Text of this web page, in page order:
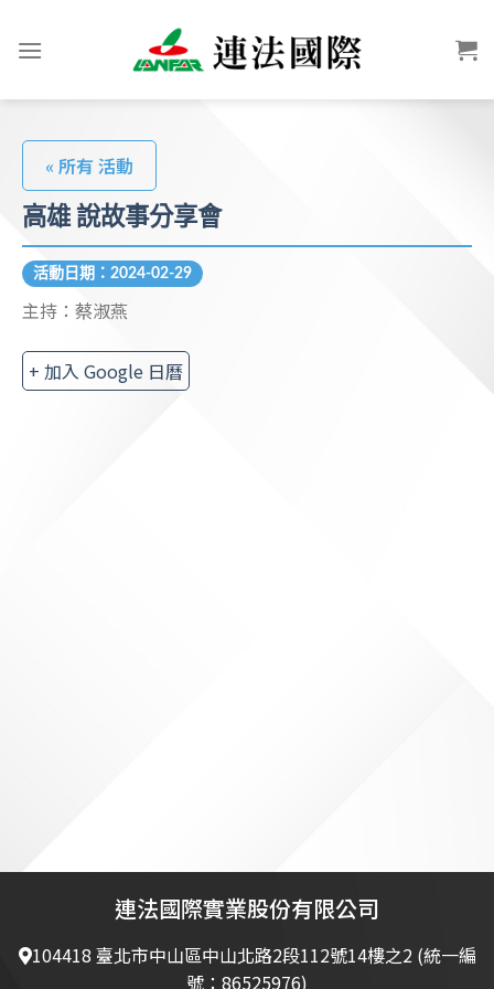
« 所有 活動
高雄 說故事分享會
活動日期：2024-02-29
主持：蔡淑燕
+ 加入 Google 日曆
連法國際實業股份有限公司
104418 臺北市中山區中山北路2段112號14樓之2 (統一編
號：86525976)